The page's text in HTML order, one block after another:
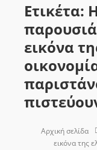
Ετικέτα:
εικόνα
Αρχική σελίδα
εικόνα της